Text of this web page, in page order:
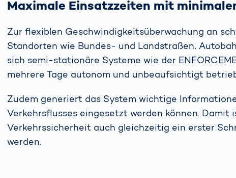
Maximale Einsatzzeiten mit
Zur flexiblen Geschwindigkeitsüberwachung an
Standorten wie Bundes- und Landstraßen,
sich semi-stationäre Systeme wie der
mehrere Tage autonom und unbeaufsichtigt
Zudem generiert das System wichtige
Verkehrsflusses eingesetzt werden können. Damit
Verkehrssicherheit auch gleichzeitig ein erster
werden.